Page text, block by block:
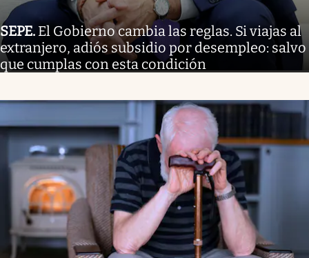
SEPE. El Gobierno cambia las reglas. Si viajas al
extranjero, adiós subsidio por desempleo: salvo
que cumplas con esta condición